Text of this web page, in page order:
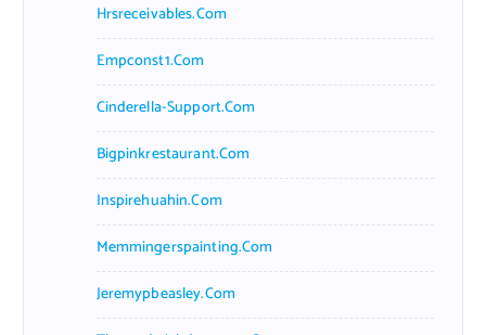
Hrsreceivables.com
Empconst1.com
Cinderella-Support.com
Bigpinkrestaurant.com
Inspirehuahin.com
Memmingerspainting.com
Jeremypbeasley.com